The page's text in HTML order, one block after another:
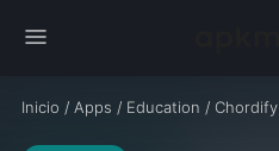
menu
Inicio / Apps / Education / Chordify